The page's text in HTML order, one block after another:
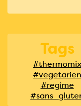
Tags
#thermomix
#vegetarien
#regime